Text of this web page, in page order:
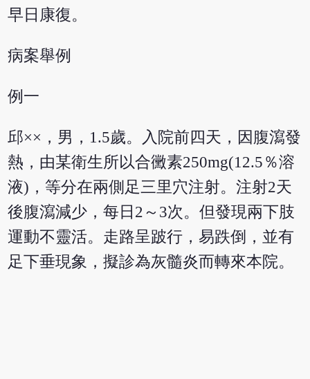
早日康復。
病案舉例
例一
邱××，男，1.5歲。入院前四天，因腹瀉發
熱，由某衛生所以合黴素250mg(12.5％溶
液)，等分在兩側足三里穴注射。注射2天
後腹瀉減少，每日2～3次。但發現兩下肢
運動不靈活。走路呈跛行，易跌倒，並有
足下垂現象，擬診為灰髓炎而轉來本院。